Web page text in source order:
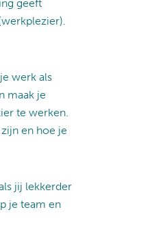
geeft
werk als
maak je
te werken.
en hoe je
jij lekkerder
je team en